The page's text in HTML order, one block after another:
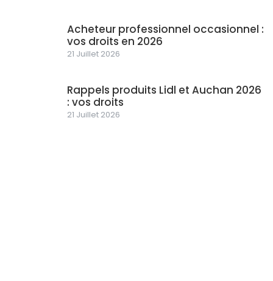
Acheteur professionnel occasionnel :
vos droits en 2026
21 Juillet 2026
Rappels produits Lidl et Auchan 2026
: vos droits
21 Juillet 2026